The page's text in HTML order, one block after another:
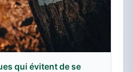
qui évitent de se